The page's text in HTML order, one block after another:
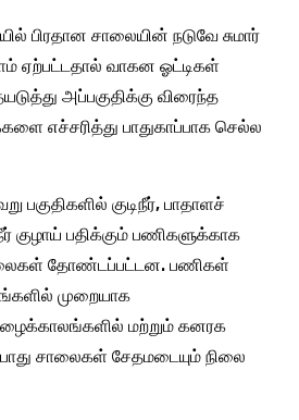
பிரதான சாலையின் நடுவே சுமார்
ஏற்பட்டதால் வாகன ஓட்டிகள்
அப்பகுதிக்கு விரைந்த
எச்சரித்து பாதுகாப்பாக செல்ல
பகுதிகளில் குடிநீர், பாதாளச்
குழாய் பதிக்கும் பணிகளுக்காக
தோண்டப்பட்டன. பணிகள்
முறையாக
மற்றும் கனரக
சாலைகள் சேதமடையும் நிலை